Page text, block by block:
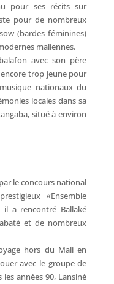
pour ses récits sur
pour de nombreux
(bardes féminines)
maliennes.
avec son père
trop jeune pour
nationaux du
locales dans sa
situé à environ
le concours national
«Ensemble
a rencontré Ballaké
et de nombreux
hors du Mali en
avec le groupe de
années 90, Lansiné